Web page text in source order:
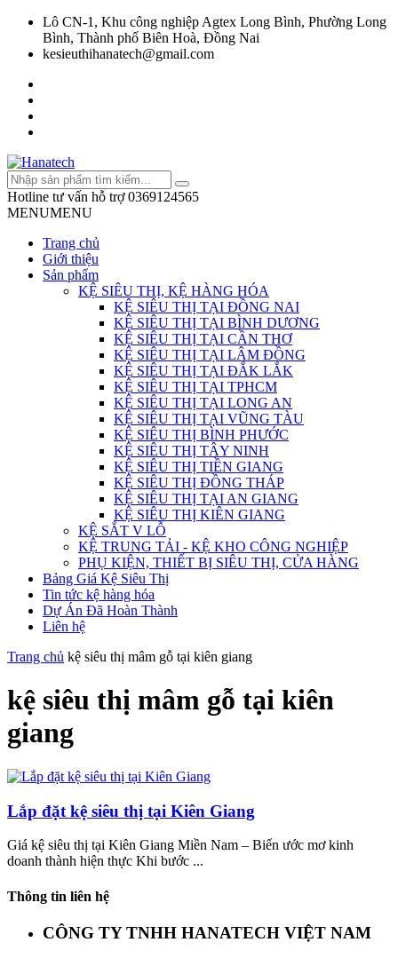
Lô CN-1, Khu công nghiệp Agtex Long Bình, Phường Long
Bình, Thành phố Biên Hoà, Đồng Nai
kesieuthihanatech@gmail.com
Hotline tư vấn hỗ trợ 0369124565
MENUMENU
Trang chủ
Giới thiệu
Sản phẩm
KỆ SIÊU THỊ, KỆ HÀNG HÓA
KỆ SIÊU THỊ TẠI ĐỒNG NAI
KỆ SIÊU THỊ TẠI BÌNH DƯƠNG
KỆ SIÊU THỊ TẠI CẦN THƠ
KỆ SIÊU THỊ TẠI LÂM ĐỒNG
KỆ SIÊU THỊ TẠI ĐẮK LẮK
KỆ SIÊU THỊ TẠI TPHCM
KỆ SIÊU THỊ TẠI LONG AN
KỆ SIÊU THỊ TẠI VŨNG TÀU
KỆ SIÊU THỊ BÌNH PHƯỚC
KỆ SIÊU THỊ TÂY NINH
KỆ SIÊU THỊ TIỀN GIANG
KỆ SIÊU THỊ ĐỒNG THÁP
KỆ SIÊU THỊ TẠI AN GIANG
KỆ SIÊU THỊ KIÊN GIANG
KỆ SẮT V LỖ
KỆ TRUNG TẢI - KỆ KHO CÔNG NGHIỆP
PHỤ KIỆN, THIẾT BỊ SIÊU THỊ, CỬA HÀNG
Bảng Giá Kệ Siêu Thị
Tin tức kệ hàng hóa
Dự Án Đã Hoàn Thành
Liên hệ
Trang chủ kệ siêu thị mâm gỗ tại kiên giang
kệ siêu thị mâm gỗ tại kiên
giang
Lắp đặt kệ siêu thị tại Kiên Giang
Giá kệ siêu thị tại Kiên Giang Miền Nam – Biến ước mơ kinh
doanh thành hiện thực Khi bước ...
Thông tin liên hệ
CÔNG TY TNHH HANATECH VIỆT NAM